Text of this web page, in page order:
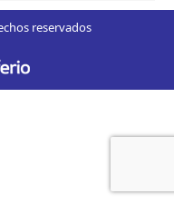
reservados